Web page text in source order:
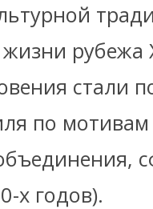
рубежа
стали
по мотивам
х годов).